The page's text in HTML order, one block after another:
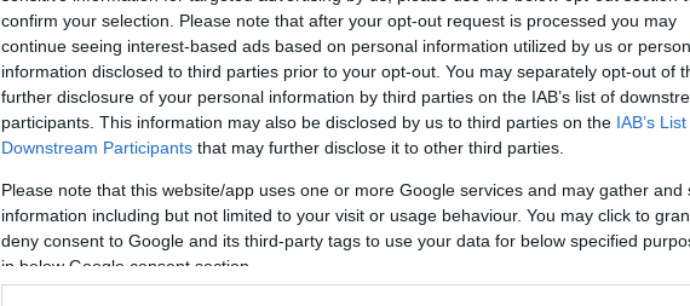
confirm your selection. Please note that after your opt-out request is processed you may
continue seeing interest-based ads based on personal information utilized by us or
information disclosed to third parties prior to your opt-out. You may separately opt-out of
further disclosure of your personal information by third parties on the IAB’s list of
participants. This information may also be disclosed by us to third parties on the IAB’s
Downstream Participants that may further disclose it to other third parties.
Please note that this website/app uses one or more Google services and may gather and
information including but not limited to your visit or usage behaviour. You may click to
deny consent to Google and its third-party tags to use your data for below specified
in below Google consent section.